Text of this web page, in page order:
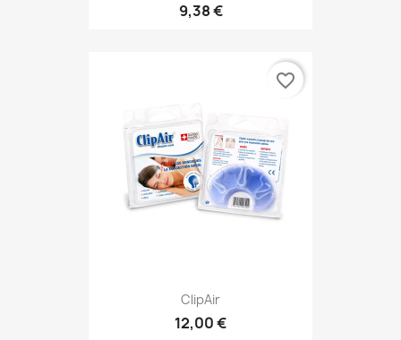
9,38 €
ClipAir
12,00 €
favorite_border